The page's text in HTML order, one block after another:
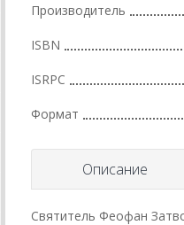
Производитель
ISBN
ISRPC
Формат
Описание
Святитель Феофан